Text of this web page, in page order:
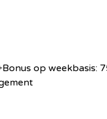
op